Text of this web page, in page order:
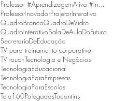
ProfessorInovadorProjetorInterativo
QuadroBrancoQuadroDeVidro
QuadroInterativoSalaDeAulaDoFuturo
SecretariaDeEducação
TV para treinamento corporativo
TV touchTecnologia e Negócios
TecnologiaEducacional
TecnologiaParaEmpresas
TecnologiaParaEscolas
Tela160PolegadasTocantins